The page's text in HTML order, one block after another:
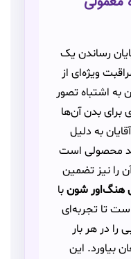
رساندن یک
ویژه‌ای از
به اشتباه تصور
برای بدن آن‌ها
به دلیل
محصولی است
را نیز تضمین
هنگ‌اور شونبا
تا تجربه‌ای
را در هر بار
بیاورد. این